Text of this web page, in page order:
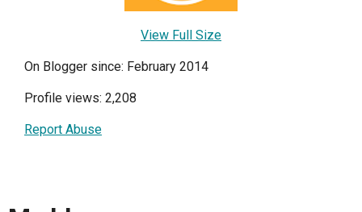
View Full Size
On Blogger since: February 2014
Profile views: 2,208
Report Abuse